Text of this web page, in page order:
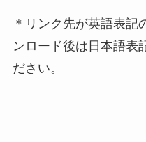
＊リンク先が英語表記
ンロード後は日本語表
ださい。